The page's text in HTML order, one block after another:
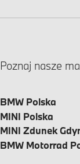
Poznaj nasze
BMW Polska
MINI Polska
MINI Zdunek
BMW Motorrad